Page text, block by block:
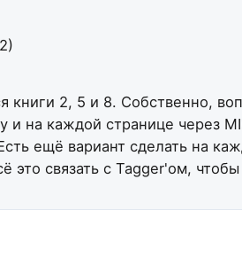
книги 2, 5 и 8. Собственно,
на каждой странице через
ещё вариант сделать на
это связать с Tagger'ом,